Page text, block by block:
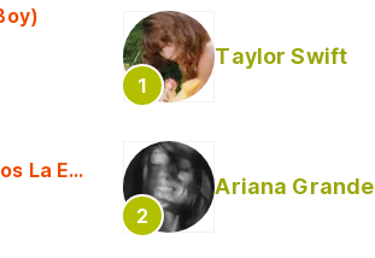
La Escuela)
Taylor Swift
Ariana Grande